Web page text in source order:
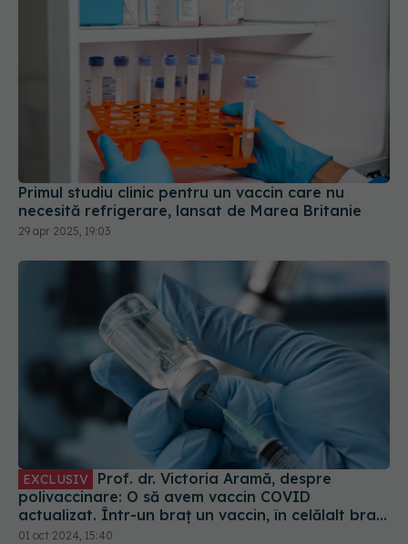
Primul studiu clinic pentru un vaccin care nu
necesită refrigerare, lansat de Marea Britanie
29 apr 2025, 19:03
EXCLUSIV
polivaccinare: O să avem vaccin COVID
actualizat. Într-un braț un vaccin, în celălalt braț
alt vaccin, în coapsă al treilea
01 oct 2024, 15:40